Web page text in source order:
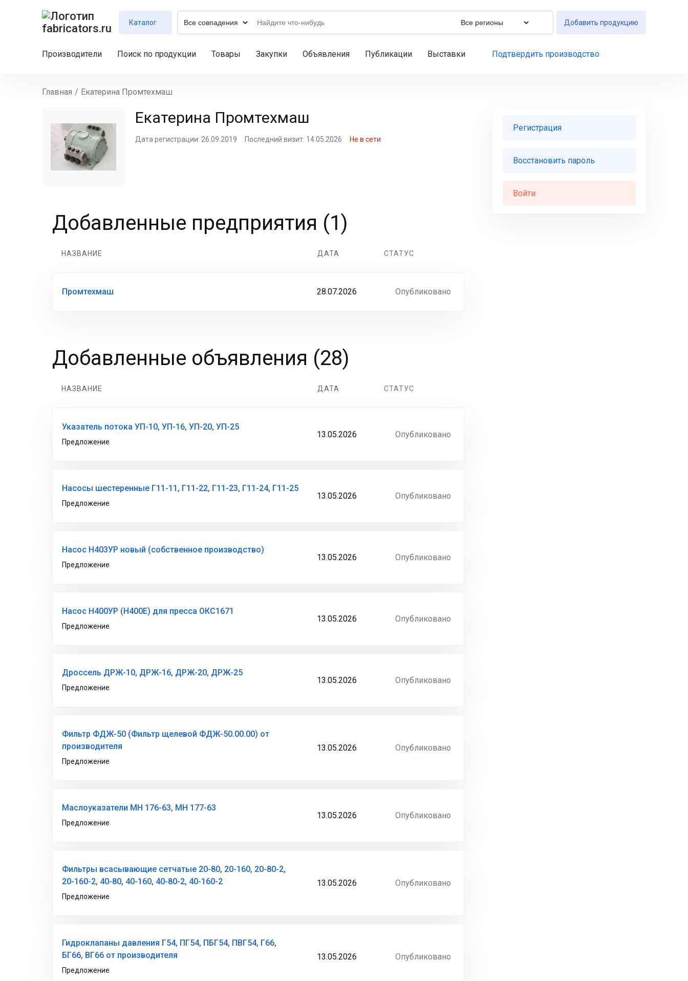
Каталог Добавить продукцию
Производители Поиск по продукции Товары Закупки Объявления Публикации Выставки Подтвердить производство
Главная / Екатерина Промтехмаш
Екатерина Промтехмаш
Дата регистрации: 26.09.2019 Последний визит: 14.05.2026 Не в сети
Добавленные предприятия (1)
НАЗВАНИЕ ДАТА СТАТУС
Промтехмаш 28.07.2026 Опубликовано
Добавленные объявления (28)
НАЗВАНИЕ ДАТА СТАТУС
Указатель потока УП-10, УП-16, УП-20, УП-25
Предложение
13.05.2026 Опубликовано
Насосы шестеренные Г11-11, Г11-22, Г11-23, Г11-24, Г11-25
Предложение
13.05.2026 Опубликовано
Насос Н403УР новый (собственное производство)
Предложение
13.05.2026 Опубликовано
Насос Н400УР (Н400Е) для пресса ОКС1671
Предложение
13.05.2026 Опубликовано
Дроссель ДРЖ-10, ДРЖ-16, ДРЖ-20, ДРЖ-25
Предложение
13.05.2026 Опубликовано
Фильтр ФДЖ-50 (Фильтр щелевой ФДЖ-50.00.00) от
производителя
Предложение
13.05.2026 Опубликовано
Маслоуказатели МН 176-63, МН 177-63
Предложение
13.05.2026 Опубликовано
Фильтры всасывающие сетчатые 20-80, 20-160, 20-80-2,
20-160-2, 40-80, 40-160, 40-80-2, 40-160-2
Предложение
13.05.2026 Опубликовано
Гидроклапаны давления Г54, ПГ54, ПБГ54, ПВГ54, Г66,
БГ66, ВГ66 от производителя
Предложение
13.05.2026 Опубликовано
Регистрация
Восстановить пароль
Войти